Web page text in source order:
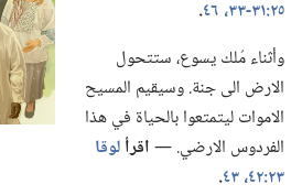
٢٥:‏​٣١-‏٣٣،‏
٤٦‏.‏
وأثناء مُلك يسوع،‏ ستتحول
الارض الى جنة.‏ وسيقيم المسيح
الاموات ليتمتعوا بالحياة في هذا
الفردوس الارضي.‏ —‏اقرألوقا
٢٣:‏​٤٢،‏ ٤٣
‏.‏